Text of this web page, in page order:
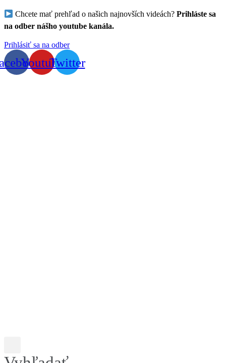
Chcete mať prehľad o našich najnovších videách? Prihláste sa
na odber nášho youtube kanála.
Prihlásiť sa na odber
YoutubeTwitter